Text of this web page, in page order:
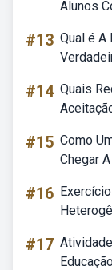
Alunos
#13 Qual é A
#14 Quais
#15 Como
Chegar
#16
#17